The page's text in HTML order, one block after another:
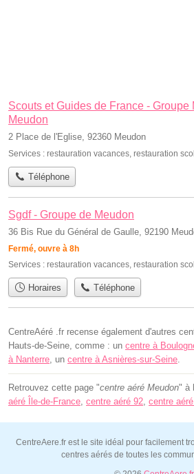
Scouts et Guides de France - Groupe
Meudon
2 Place de l'Eglise, 92360 Meudon
Services : restauration vacances, restauration
Téléphone
Sgdf - Groupe de Meudon
36 Bis Rue du Général de Gaulle, 92190
Fermé, ouvre à 8h
Services : restauration vacances restauration
Horaires Téléphone
CentreAéré .fr recense également d'autres
Hauts-de-Seine, comme : un centre à
à Nanterre, un centre à Asnières-sur-Seine.
Retrouvez cette page "centre aéré Meudon" à
aéré Île-de-France, centre aéré 92, centre
CentreAere.fr est le site idéal pour facilement
centres aérés de toutes les